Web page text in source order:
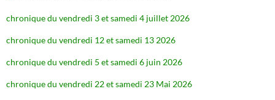
chronique du vendredi 3 et samedi 4 juillet 2026
chronique du vendredi 12 et samedi 13 2026
chronique du vendredi 5 et samedi 6 juin 2026
chronique du vendredi 22 et samedi 23 Mai 2026